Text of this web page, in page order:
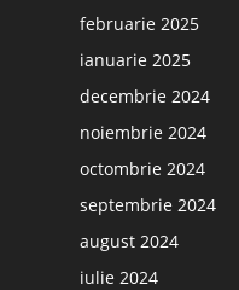
februarie 2025
ianuarie 2025
decembrie 2024
noiembrie 2024
octombrie 2024
septembrie 2024
august 2024
iulie 2024